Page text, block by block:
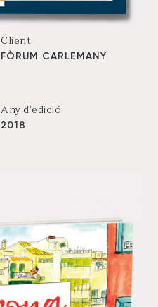
Client
FÒRUM CARLEMANY
Any d'edició
2018